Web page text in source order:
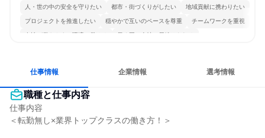
人・世の中の安全を守りたい 都市・街づくりがしたい 地域貢献に携わりたい
プロジェクトを推進したい 穏やかで互いのペースを尊重 チームワークを重視
女性が働きやすい環境で働ける 長く同じ会社に居続けられる
仕事情報 企業情報 選考情報
職種と仕事内容
仕事内容
＜転勤無し×業界トップクラスの働き方！＞